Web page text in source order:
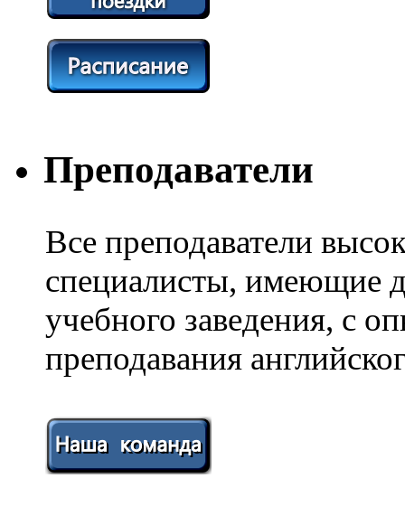
Преподаватели
Все преподаватели
специалисты, имеющие
учебного заведения, с
преподавания